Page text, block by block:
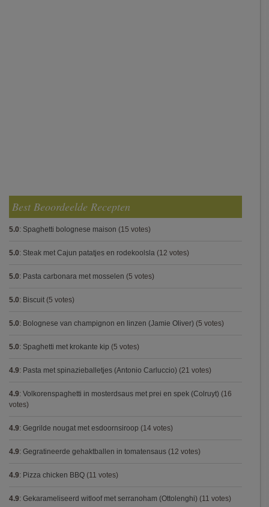
Best Beoordeelde Recepten
5.0: Spaghetti bolognese maison (15 votes)
5.0: Steak met Cajun patatjes en rodekoolsla (12 votes)
5.0: Pasta carbonara met mosselen (5 votes)
5.0: Biscuit (5 votes)
5.0: Bolognese van champignon en linzen (Jamie Oliver) (5 votes)
5.0: Spaghetti met krokante kip (5 votes)
4.9: Pasta met spinazieballetjes (Antonio Carluccio) (21 votes)
4.9: Volkorenspaghetti in mosterdsaus met prei en spek (Colruyt) (16
votes)
4.9: Gegrilde nougat met esdoornsiroop (14 votes)
4.9: Gegratineerde gehaktballen in tomatensaus (12 votes)
4.9: Pizza chicken BBQ (11 votes)
4.9: Gekarameliseerd witloof met serranoham (Ottolenghi) (11 votes)